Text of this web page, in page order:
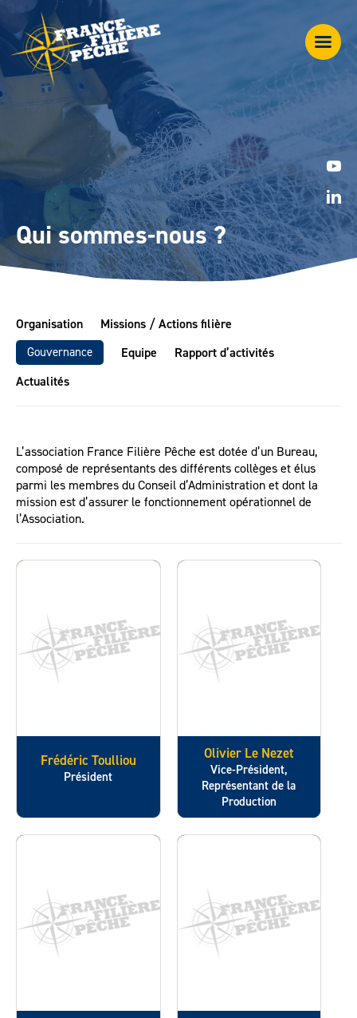
Qui sommes-nous ?
Organisation Missions / Actions filière
Gouvernance Equipe
Rapport d’activités
Actualités
L’association France Filière Pêche est dotée d’un Bureau,
composé de représentants des différents collèges et élus
parmi les membres du Conseil d’Administration et dont la
mission est d’assurer le fonctionnement opérationnel de
l’Association.
Frédéric Toulliou
Président
Olivier Le Nezet
Vice-Président,
Représentant de la
Production